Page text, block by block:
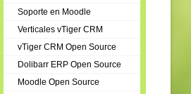
Soporte en Moodle
Verticales vTiger CRM
vTiger CRM Open Source
Dolibarr ERP Open Source
Moodle Open Source